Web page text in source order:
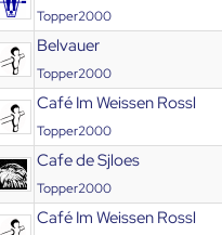
Topper2000
Belvauer
Topper2000
Café Im Weissen Rossl
Topper2000
Cafe de Sjloes
Topper2000
Café Im Weissen Rossl